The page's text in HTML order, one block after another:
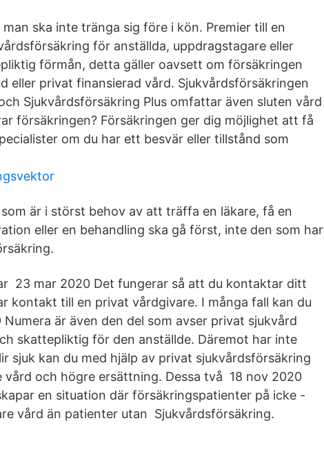
man ska inte tränga sig före i kön. Premier till en
för anställda, uppdragstagare eller
förmån, detta gäller oavsett om försäkringen
eller privat finansierad vård. Sjukvårdsförsäkringen
Sjukvårdsförsäkring Plus omfattar även sluten vård
försäkringen? Försäkringen ger dig möjlighet att få
om du har ett besvär eller tillstånd som
som är i störst behov av att träffa en läkare, få en
eller en behandling ska gå först, inte den som har
23 mar 2020 Det fungerar så att du kontaktar ditt
kontakt till en privat vårdgivare. I många fall kan du
är även den del som avser privat sjukvård
skattepliktig för den anställde. Däremot har inte
sjuk kan du med hjälp av privat sjukvårdsförsäkring
och högre ersättning. Dessa två 18 nov 2020
en situation där försäkringspatienter på icke -
vård än patienter utan Sjukvårdsförsäkring.